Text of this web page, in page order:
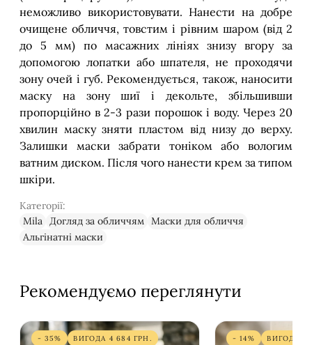
неможливо використовувати. Нанести на добре
очищене обличчя, товстим і рівним шаром (від 2
до 5 мм) по масажних лініях знизу вгору за
допомогою лопатки або шпателя, не проходячи
зону очей і губ. Рекомендується, також, наносити
маску на зону шиї і декольте, збільшивши
пропорційно в 2-3 рази порошок і воду. Через 20
хвилин маску зняти пластом від низу до верху.
Залишки маски забрати тоніком або вологим
ватним диском. Після чого нанести крем за типом
шкіри.
Категорії:
Mila Догляд за обличчям Маски для обличчя
Альгінатні маски
Рекомендуємо переглянути
- 35% ВИГОДА 4 684 ГРН. - 14% ВИГОДА